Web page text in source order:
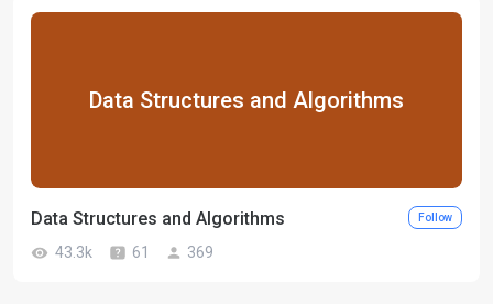
Data Structures and Algorithms
Data Structures and Algorithms Follow
43.3k 61 369